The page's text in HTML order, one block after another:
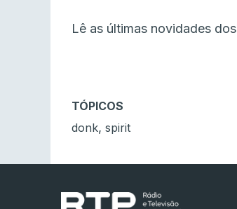
Lê as últimas novidades dos
TÓPICOS
donk, spirit